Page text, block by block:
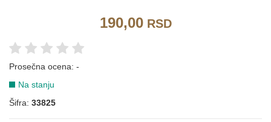
190,00RSD
Prosečna ocena: -
Na stanju
Šifra: 33825